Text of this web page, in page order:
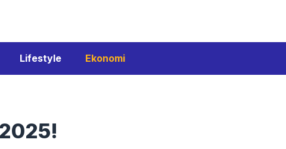
Lifestyle Ekonomi